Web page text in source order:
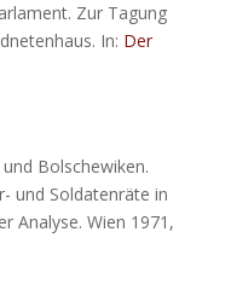
Zur Tagung
In: Der
Bolschewiken.
und Soldatenräte in
Analyse. Wien 1971,